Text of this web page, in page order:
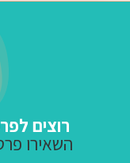
רוצים
השאירו